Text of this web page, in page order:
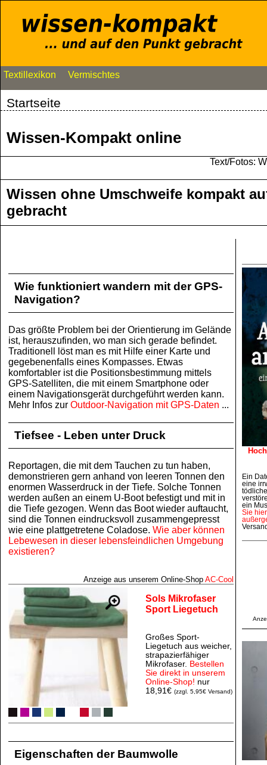
Textillexikon Vermischtes
Startseite
Wissen-Kompakt online
Text/Fotos:
Wissen ohne Umschweife kompakt
gebracht
Wie funktioniert wandern mit der GPS-
Navigation?
Das größte Problem bei der Orientierung im Gelände
ist, herauszufinden, wo man sich gerade befindet.
Traditionell löst man es mit Hilfe einer Karte und
gegebenenfalls eines Kompasses. Etwas
komfortabler ist die Positionsbestimmung mittels
GPS-Satelliten, die mit einem Smartphone oder
einem Navigationsgerät durchgeführt werden kann.
Mehr Infos zur Outdoor-Navigation mit GPS-Daten ...
Tiefsee - Leben unter Druck
Reportagen, die mit dem Tauchen zu tun haben,
demonstrieren gern anhand von leeren Tonnen den
enormen Wasserdruck in der Tiefe. Solche Tonnen
werden außen an einem U-Boot befestigt und mit in
die Tiefe gezogen. Wenn das Boot wieder auftaucht,
sind die Tonnen eindrucksvoll zusammengepresst
wie eine plattgetretene Coladose. Wie aber können
Lebewesen in dieser lebensfeindlichen Umgebung
existieren?
Anzeige aus unserem Online‑Shop AC‑Cool
Sols Mikrofaser
Sport Liegetuch
Großes Sport-
Liegetuch aus weicher,
strapazierfähiger
Mikrofaser. Bestellen
Sie direkt in unserem
Online-Shop! nur
18,91€ (zzgl. 5,95€ Versand)
Eigenschaften der Baumwolle
Ein
eine
ein
Sie